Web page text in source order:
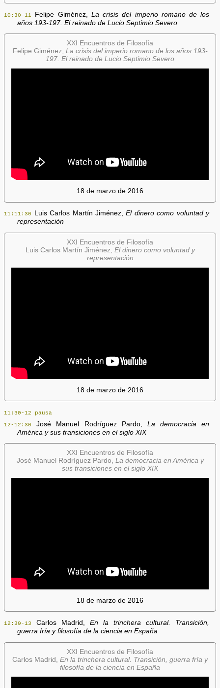
10:30-11 Felipe Giménez, La crisis del imperio romano de los
años 193-197. El reinado de Lucio Septimio Severo
XXI Encuentros de Filosofía
Felipe Giménez, La crisis del imperio romano de los años 193-
197. El reinado de Lucio Septimio Severo
18 de marzo de 2016
11:11:30 Luis Carlos Martín Jiménez,El dinero como voluntad y
representación
XXI Encuentros de Filosofía
Luis Carlos Martín Jiménez, El dinero como voluntad y
representación
18 de marzo de 2016
11:30-12 pausa
12-12:30
José Manuel Rodríguez Pardo, La democracia en
América y sus transiciones en el siglo XIX
XXI Encuentros de Filosofía
José Manuel Rodríguez Pardo, La democracia en América y
sus transiciones en el siglo XIX
18 de marzo de 2016
12:30-13 Carlos Madrid,En la trinchera cultural. Transición,
guerra fría y filosofía de la ciencia en España
XXI Encuentros de Filosofía
Carlos Madrid, En la trinchera cultural. Transición, guerra fría y
filosofía de la ciencia en España